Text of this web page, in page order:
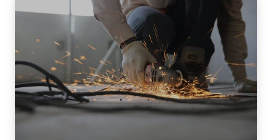
PETITE À
GRANDE
RÉNOVATION